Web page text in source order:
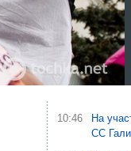
10:46
На
СС